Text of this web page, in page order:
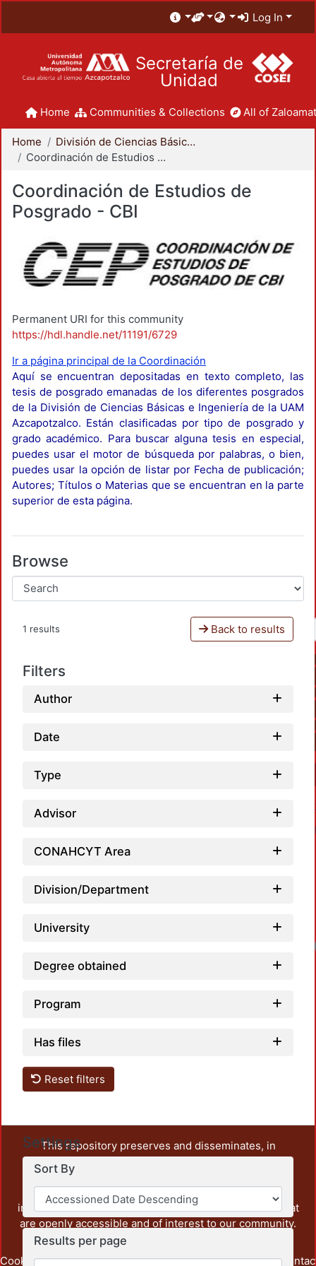
Log In
Secretaría de
Unidad
Home Communities & Collections All of
Home
División de Ciencias Básicas e Ingeniería
Coordinación de Estudios de Posgrado - CBI
Coordinación de Estudios de
Posgrado - CBI
Permanent URI for this community
https://hdl.handle.net/11191/6729
Ir a página principal de la Coordinación
Aquí se encuentran depositadas en texto completo, las
tesis de posgrado emanadas de los diferentes posgrados
de la División de Ciencias Básicas e Ingeniería de la UAM
Azcapotzalco. Están clasificadas por tipo de posgrado y
grado académico. Para buscar alguna tesis en especial,
puedes usar el motor de búsqueda por palabras, o bien,
puedes usar la opción de listar por Fecha de publicación;
Autores; Títulos o Materias que se encuentran en la parte
superior de esta página.
Browse
1 results Back to results
Filters
Author
Date
Type
Advisor
CONAHCYT Area
Division/Department
University
Degree obtained
Program
Has files
Reset filters
Settings
Sort By
Results per page
This repository preserves and disseminates, in
unrestricted open access, the teaching and research
output of UAM Azcapotzalco. It also includes some
administrative and graphic documents from the
institution, as well as content from other institutions that
are openly accessible and of interest to our community.
Cookie Privacy End User Send